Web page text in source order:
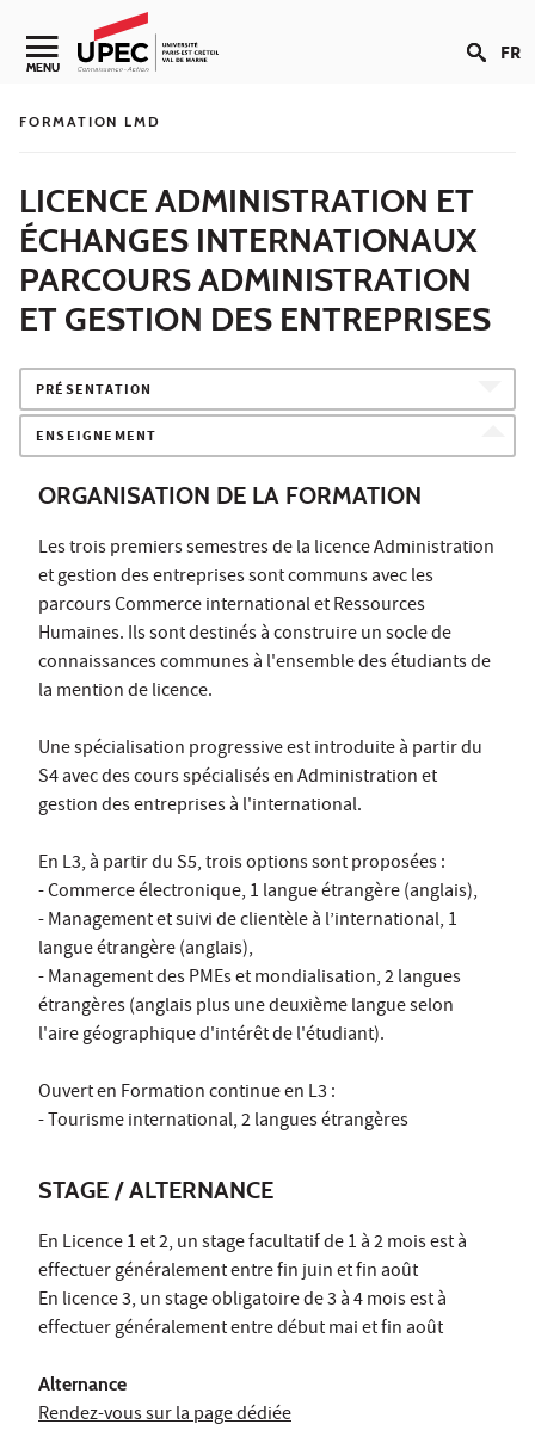
Aller au contenu
Navigation secondaire
MENU FR
FORMATION LMD
LICENCE ADMINISTRATION ET
ÉCHANGES INTERNATIONAUX
PARCOURS ADMINISTRATION
ET GESTION DES ENTREPRISES
PRÉSENTATION
ENSEIGNEMENT
ORGANISATION DE LA FORMATION
Les trois premiers semestres de la licence Administration
et gestion des entreprises sont communs avec les
parcours Commerce international et Ressources
Humaines. Ils sont destinés à construire un socle de
connaissances communes à l'ensemble des étudiants de
la mention de licence.
Une spécialisation progressive est introduite à partir du
S4 avec des cours spécialisés en Administration et
gestion des entreprises à l'international.
En L3, à partir du S5, trois options sont proposées :
- Commerce électronique, 1 langue étrangère (anglais),
- Management et suivi de clientèle à l’international, 1
langue étrangère (anglais),
- Management des PMEs et mondialisation, 2 langues
étrangères (anglais plus une deuxième langue selon
l'aire géographique d'intérêt de l'étudiant).
Ouvert en Formation continue en L3 :
- Tourisme international, 2 langues étrangères
STAGE / ALTERNANCE
En Licence 1 et 2, un stage facultatif de 1 à 2 mois est à
effectuer généralement entre fin juin et fin août
En licence 3, un stage obligatoire de 3 à 4 mois est à
effectuer généralement entre début mai et fin août
Alternance
Rendez-vous sur la page dédiée